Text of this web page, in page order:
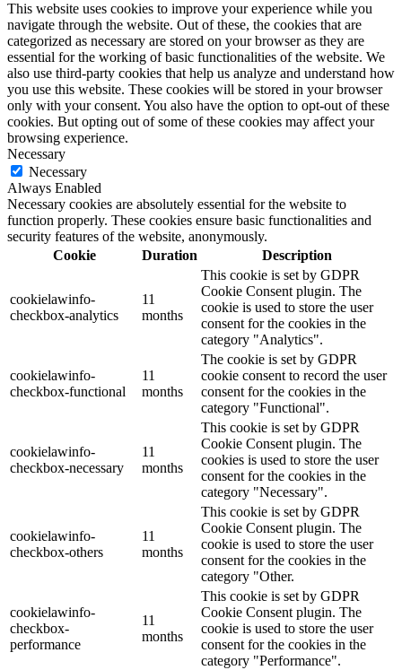
This website uses cookies to improve your experience while you
navigate through the website. Out of these, the cookies that are
categorized as necessary are stored on your browser as they are
essential for the working of basic functionalities of the website. We
also use third-party cookies that help us analyze and understand how
you use this website. These cookies will be stored in your browser
only with your consent. You also have the option to opt-out of these
cookies. But opting out of some of these cookies may affect your
browsing experience.
Necessary
Necessary
Always Enabled
Necessary cookies are absolutely essential for the website to
function properly. These cookies ensure basic functionalities and
security features of the website, anonymously.
Cookie
Duration Description
cookielawinfo-
checkbox-analytics
11
months
This cookie is set by GDPR
Cookie Consent plugin. The
cookie is used to store the user
consent for the cookies in the
category "Analytics".
cookielawinfo-
checkbox-functional
11
months
The cookie is set by GDPR
cookie consent to record the user
consent for the cookies in the
category "Functional".
cookielawinfo-
checkbox-necessary
11
months
This cookie is set by GDPR
Cookie Consent plugin. The
cookies is used to store the user
consent for the cookies in the
category "Necessary".
cookielawinfo-
checkbox-others
11
months
This cookie is set by GDPR
Cookie Consent plugin. The
cookie is used to store the user
consent for the cookies in the
category "Other.
cookielawinfo-
checkbox-
performance
11
months
This cookie is set by GDPR
Cookie Consent plugin. The
cookie is used to store the user
consent for the cookies in the
category "Performance".